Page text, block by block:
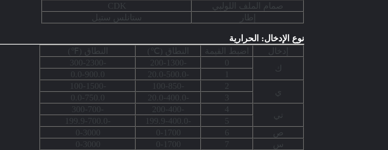
صمام الملف اللولبي
CDK
إطار
ستانلس ستيل
نوع الإدخال: الحرارية
إدخال
اضبط القيمة النطاق (℃)
النطاق (℉)
ك
0
-200-1300
-300-2300
1
-20.0-500.0
0.0-900.0
ي
2
-100-850
-100-1500
3
-20.0-400.0
0.0-750.0
تي
4
-200-400
-300-700
5
-199.9-400.0
-199.9-700.0
ص
6
0-1700
0-3000
س
7
0-1700
0-3000